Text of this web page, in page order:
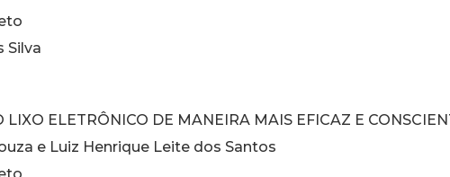
Silva
ELETRÔNICO DE MANEIRA MAIS EFICAZ E
e Luiz Henrique Leite dos Santos